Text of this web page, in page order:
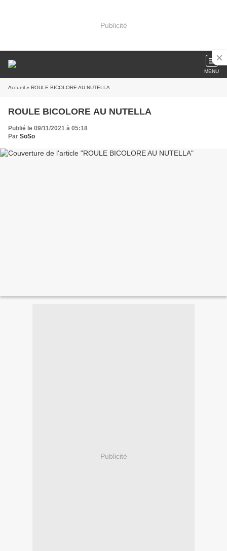
Publicité
MENU
Accueil » ROULE BICOLORE AU NUTELLA
ROULE BICOLORE AU NUTELLA
Publié le 09/11/2021 à 05:18
Par SoSo
Publicité